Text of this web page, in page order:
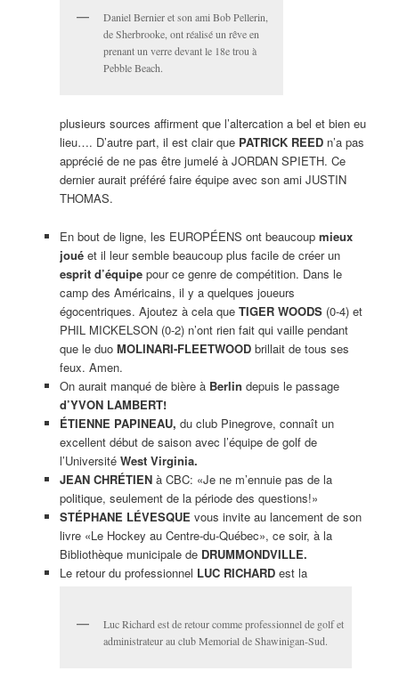
Daniel Bernier et son ami Bob Pellerin,
de Sherbrooke, ont réalisé un rêve en
prenant un verre devant le 18e trou à
Pebble Beach.
plusieurs sources affirment que l’altercation a bel et bien eu
lieu…. D’autre part, il est clair que PATRICK REEDn’a pas
apprécié de ne pas être jumelé à JORDAN SPIETH. Ce
dernier aurait préféré faire équipe avec son ami JUSTIN
THOMAS.
En bout de ligne, les EUROPÉENS ont beaucoup mieux
jouéet il leur semble beaucoup plus facile de créer un
esprit d’équipepour ce genre de compétition. Dans le
camp des Américains, il y a quelques joueurs
égocentriques. Ajoutez à cela que TIGER WOODS(0-4) et
PHIL MICKELSON (0-2) n’ont rien fait qui vaille pendant
que le duo MOLINARI-FLEETWOODbrillait de tous ses
feux. Amen.
On aurait manqué de bière à Berlin depuis le passage
d’YVON LAMBERT!
ÉTIENNE PAPINEAU, du club Pinegrove, connaît un
excellent début de saison avec l’équipe de golf de
l’Université West Virginia.
JEAN CHRÉTIENà CBC: «Je ne m’ennuie pas de la
politique, seulement de la période des questions!»
STÉPHANE LÉVESQUE vous invite au lancement de son
livre «Le Hockey au Centre-du-Québec», ce soir, à la
Bibliothèque municipale de DRUMMONDVILLE.
Le retour du professionnel LUC RICHARDest la
Luc Richard est de retour comme professionnel de golf et
administrateur au club Memorial de Shawinigan-Sud.